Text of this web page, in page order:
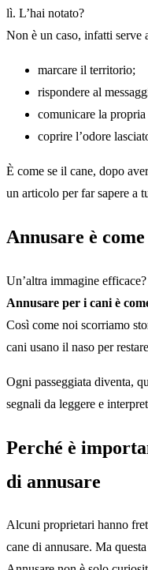
lì. L’hai notato?
Non è un caso, infatti serve
marcare il territorio;
rispondere al
comunicare la
coprire l’odore
È come se il cane, dopo
un articolo per far sapere a
Annusare è
Un’altra immagine efficace?
Annusare per i cani è
Così come noi scorriamo
cani usano il naso per
Ogni passeggiata diventa,
segnali da leggere e
Perché è
di annusare
Alcuni proprietari hanno
cane di annusare. Ma